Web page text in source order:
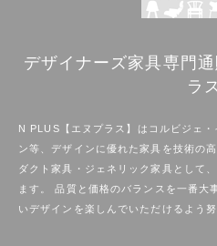
デザイナーズ家具専門
ラ
N PLUS【エヌプラス】はコルビジェ
ン等、デザインに優れた家具を技術の
ダクト家具・ジェネリック家具として
ます。 品質と価格のバランスを一番大
いデザインを楽しんでいただけるよう努